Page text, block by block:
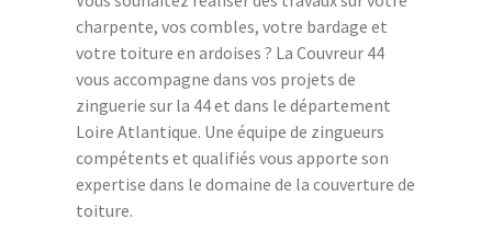
charpente, vos combles, votre bardage et
votre toiture en ardoises ? La Couvreur 44
vous accompagne dans vos projets de
zinguerie sur la 44 et dans le département
Loire Atlantique. Une équipe de zingueurs
compétents et qualifiés vous apporte son
expertise dans le domaine de la couverture de
toiture.